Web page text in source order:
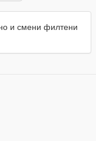
и смени филтени